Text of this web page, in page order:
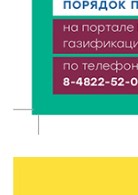
5 Авг 2026
Спорт и
Вышнего
5 Авг 2026
проектам в